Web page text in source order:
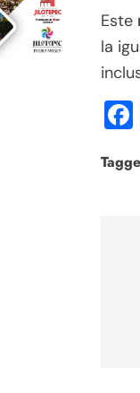
Este
la